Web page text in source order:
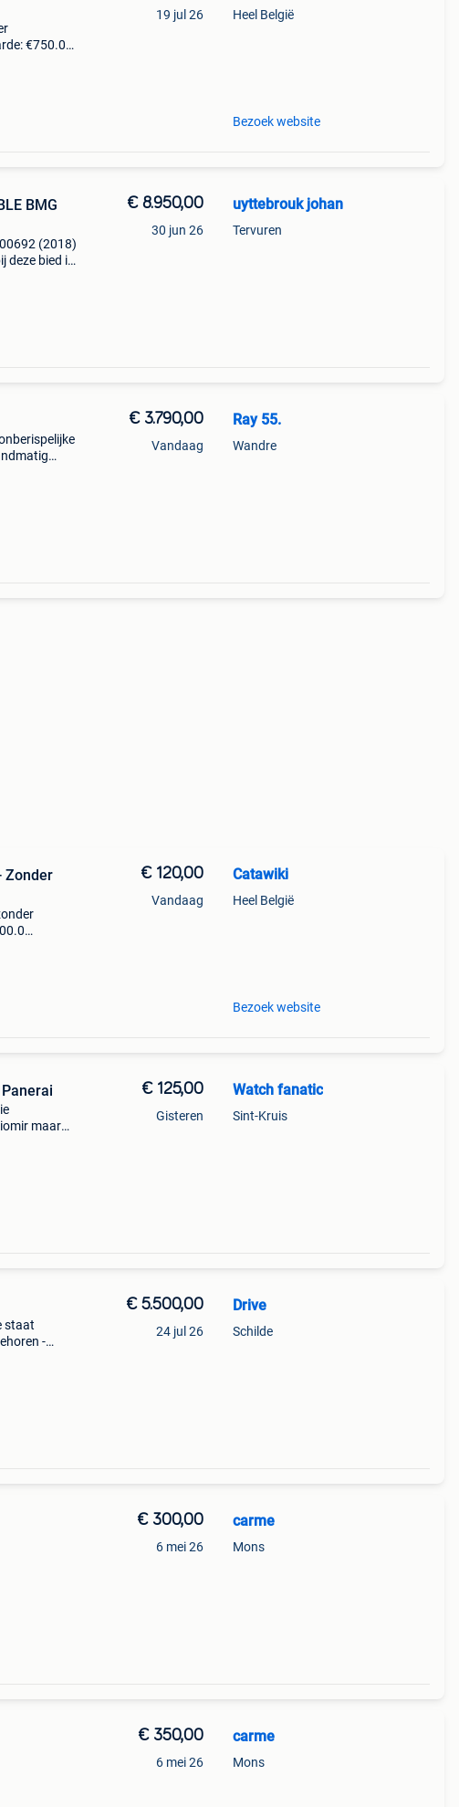
€750.0
19 jul 26 Heel België
Bezoek website
BMG
(2018)
deze bied ik
€ 8.950,00
30 jun 26
uyttebrouk johan
Tervuren
€ 3.790,00
Vandaag
Ray 55.
Wandre
Zonder
€ 120,00
Vandaag
Catawiki
Heel België
Bezoek website
maar
€ 125,00
Gisteren
Watch fanatic
Sint-Kruis
staat
-
€ 5.500,00
24 jul 26
Drive
Schilde
€ 300,00
6 mei 26
carme
Mons
€ 350,00
6 mei 26
carme
Mons